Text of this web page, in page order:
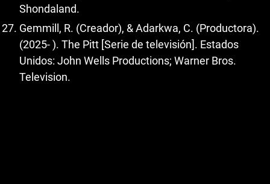
Shondaland.
Gemmill, R. (Creador), & Adarkwa, C. (Productora).
(2025- ). The Pitt [Serie de televisión]. Estados
Unidos: John Wells Productions; Warner Bros.
Television.